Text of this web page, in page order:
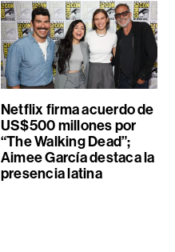
Netflix firma acuerdo de
US$500 millones por
“The Walking Dead”;
Aimee García destaca la
presencia latina